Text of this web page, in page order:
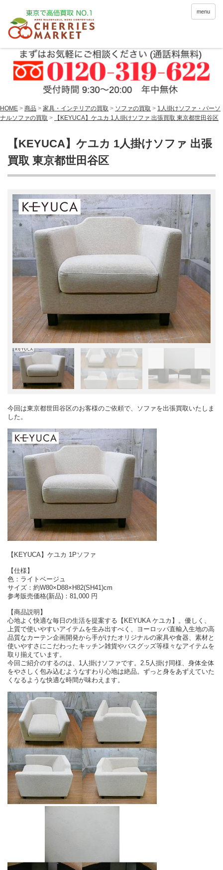
menu
HOME > 商品 > 家具・インテリアの買取 > ソファの買取 > 1人掛けソファ・パーソ
ナルソファの買取 > 【KEYUCA】ケユカ 1人掛けソファ 出張買取 東京都世田谷区
【KEYUCA】ケユカ 1人掛けソファ 出張
買取 東京都世田谷区
今回は東京都世田谷区のお客様のご依頼で、ソファを出張買取いたしま
した。
【KEYUCA】ケユカ 1Pソファ
【仕様】
色：ライトベージュ
サイズ：約W80×D88×H82(SH41)cm
参考販売価格(新品)：81,000 円
【商品説明】
心地よく快適な毎日の生活を提案する【KEYUKA ケユカ】。優しく、
上質で使いやすいアイテムを生み出すべく、ヨーロッパ直輸入生地の高
品質なカーテン企画開発から手がけたオリジナルの家具や食器、素材と
使いやすさにこだわったキッチン雑貨やバスグッズ等様々なアイテムを
取り揃えています。
今回ご紹介のするのは、1人掛けソファです。2.5人掛け同様、身体全体
をやさしく包み込むようなすわり心地は絶品。ずっと身をあずえていた
くなるような快適な時間が味わえます。